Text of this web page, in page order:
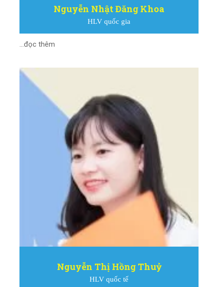
Nguyễn Nhật Đăng Khoa
HLV quốc gia
...đọc thêm
Nguyễn Thị Hồng Thuỷ
HLV quốc tế